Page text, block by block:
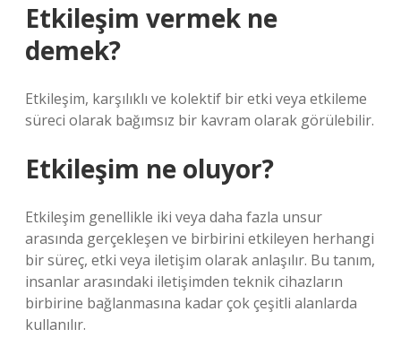
Etkileşim vermek ne
demek?
Etkileşim, karşılıklı ve kolektif bir etki veya etkileme
süreci olarak bağımsız bir kavram olarak görülebilir.
Etkileşim ne oluyor?
Etkileşim genellikle iki veya daha fazla unsur
arasında gerçekleşen ve birbirini etkileyen herhangi
bir süreç, etki veya iletişim olarak anlaşılır. Bu tanım,
insanlar arasındaki iletişimden teknik cihazların
birbirine bağlanmasına kadar çok çeşitli alanlarda
kullanılır.